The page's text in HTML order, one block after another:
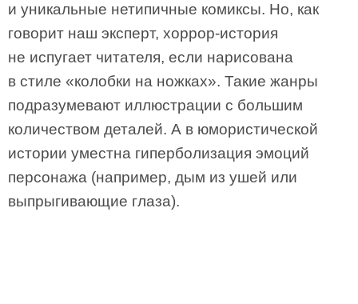
и уникальные нетипичные комиксы. Но, как
говорит наш эксперт, хоррор-история
не испугает читателя, если нарисована
в стиле «колобки на ножках». Такие жанры
подразумевают иллюстрации с большим
количеством деталей. А в юмористической
истории уместна гиперболизация эмоций
персонажа (например, дым из ушей или
выпрыгивающие глаза).